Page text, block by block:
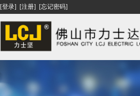
[登录] [注册] [忘记密码]